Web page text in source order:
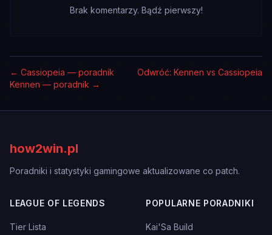
Brak komentarzy. Bądź pierwszy!
← Cassiopeia — poradnik
Odwróć: Kennen vs Cassiopeia
Kennen — poradnik →
how2win.pl
Poradniki i statystyki gamingowe aktualizowane co patch.
LEAGUE OF LEGENDS
Tier Lista
POPULARNE PORADNIKI
Kai'Sa Build